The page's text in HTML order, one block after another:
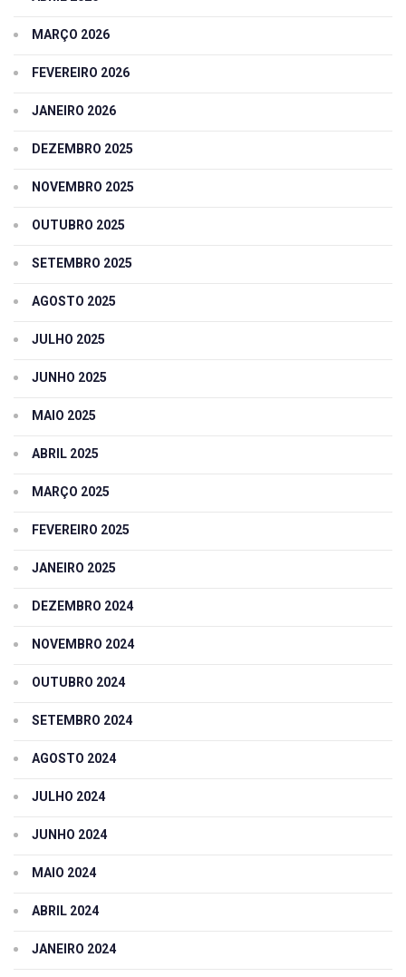
MARÇO 2026
FEVEREIRO 2026
JANEIRO 2026
DEZEMBRO 2025
NOVEMBRO 2025
OUTUBRO 2025
SETEMBRO 2025
AGOSTO 2025
JULHO 2025
JUNHO 2025
MAIO 2025
ABRIL 2025
MARÇO 2025
FEVEREIRO 2025
JANEIRO 2025
DEZEMBRO 2024
NOVEMBRO 2024
OUTUBRO 2024
SETEMBRO 2024
AGOSTO 2024
JULHO 2024
JUNHO 2024
MAIO 2024
ABRIL 2024
JANEIRO 2024